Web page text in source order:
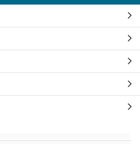
PorNiels
¿Qué tamaño tiene el